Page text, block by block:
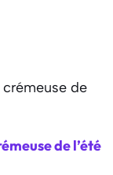
de l’été